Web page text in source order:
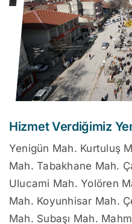
Hizmet Verdiğimiz
Yenigün Mah. Kurtuluş
Mah. Tabakhane Mah.
Ulucami Mah. Yolören
Mah. Koyunhisar Mah.
Mah. Subaşı Mah.